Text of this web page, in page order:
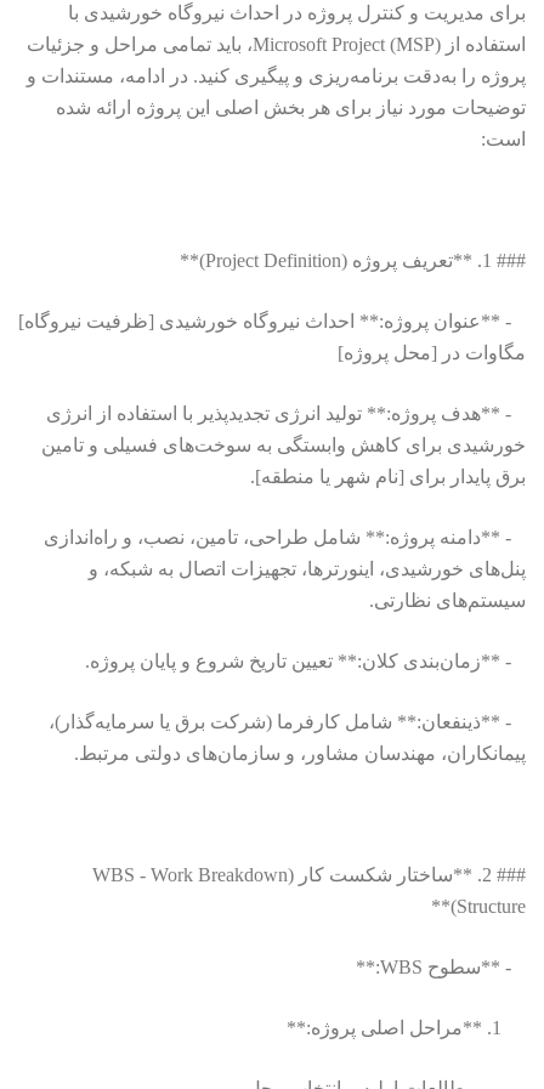
برای مدیریت و کنترل پروژه در احداث نیروگاه خورشیدی با
استفاده از Microsoft Project (MSP)، باید تمامی مراحل و جزئیات
پروژه را به‌دقت برنامه‌ریزی و پیگیری کنید. در ادامه، مستندات و
توضیحات مورد نیاز برای هر بخش اصلی این پروژه ارائه شده
است:
### 1. **تعریف پروژه (Project Definition)**
- **عنوان پروژه:** احداث نیروگاه خورشیدی [ظرفیت نیروگاه]
مگاوات در [محل پروژه]
- **هدف پروژه:** تولید انرژی تجدیدپذیر با استفاده از انرژی
خورشیدی برای کاهش وابستگی به سوخت‌های فسیلی و تامین
برق پایدار برای [نام شهر یا منطقه].
- **دامنه پروژه:** شامل طراحی، تامین، نصب، و راه‌اندازی
پنل‌های خورشیدی، اینورترها، تجهیزات اتصال به شبکه، و
سیستم‌های نظارتی.
- **زمان‌بندی کلان:** تعیین تاریخ شروع و پایان پروژه.
- **ذینفعان:** شامل کارفرما (شرکت برق یا سرمایه‌گذار)،
پیمانکاران، مهندسان مشاور، و سازمان‌های دولتی مرتبط.
### 2. **ساختار شکست کار (WBS - Work Breakdown
Structure)**
- **سطوح WBS:**